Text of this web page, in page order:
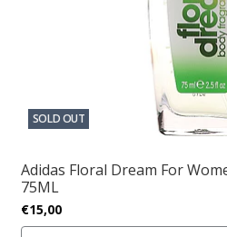
SOLD OUT
Adidas Floral Dream For
75ML
€15,00